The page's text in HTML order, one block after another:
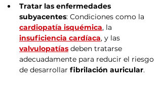
Tratar las enfermedades
subyacentes: Condiciones como la
cardiopatía isquémica, la
insuficiencia cardíaca, y las
valvulopatías deben tratarse
adecuadamente para reducir el riesgo
de desarrollar fibrilación auricular.